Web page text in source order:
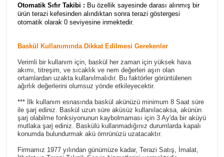
Otomatik Sıfır Takibi : Bu özellik sayesinde darası alınmış bir
ürün terazi kefesinden alındıktan sonra terazi göstergesi
otomatik olarak 0 seviyesine inmektedir.
Baskül Kullanımında Dikkat Edilmesi Gerekenler
Verimli bir kullanım için, baskül her zaman için yüksek hava
akımı, titreşim, ve sıcaklık ve nem değerleri aşırı olan
ortamlardan uzakta kullanılmalıdır. Bu faktörler görüntülenen
ağırlık değerlerini olumsuz yönde etkileyecektir.
*** İlk kullanım esnasında baskül akünüzü minimum 8 Saat süre
ile şarj ediniz. Baskül uzun süre aküsüz kullanılacaksa, akünün
şarj olabilme fonksiyonunun kaybolmaması için 3 Ay'da bir aküyü
mutlaka şarj ediniz. Baskülü kullanmadığınız durumlarda kapalı
konumda bulundurmak akü ömrünüzü uzatacaktır.
Firmamız 1977 yılından günümüze kadar, Terazi Satış, İmalat,